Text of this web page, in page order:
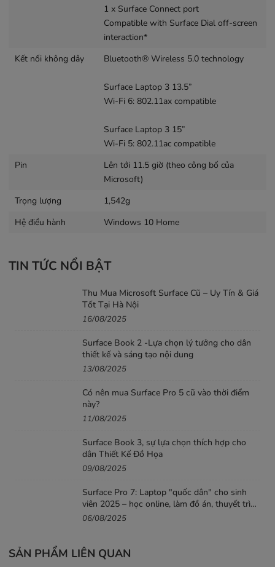
1 x Surface Connect port
Compatible with Surface Dial off-screen
interaction*
Kết nối không dây
Bluetooth® Wireless 5.0 technology
Surface Laptop 3 13.5”
Wi-Fi 6: 802.11ax compatible
Surface Laptop 3 15”
Wi-Fi 5: 802.11ac compatible
Pin
Lên tới 11.5 giờ (theo công bố của
Microsoft)
Trọng lượng
1,542g
Hệ điều hành
Windows 10 Home
TIN TỨC NỔI BẬT
Thu Mua Microsoft Surface Cũ – Uy Tín & Giá
Tốt Tại Hà Nội
16/08/2025
Surface Book 2 -Lựa chọn lý tưởng cho dân
thiết kế và sáng tạo nội dung
13/08/2025
Có nên mua Surface Pro 5 cũ vào thời điểm
này?
11/08/2025
Surface Book 3, sự lựa chọn thích hợp cho
dân Thiết Kế Đồ Họa
09/08/2025
Surface Pro 7: Laptop "quốc dân" cho sinh
viên 2025 – học online, làm đồ án, thuyết trình
mượt
06/08/2025
SẢN PHẨM LIÊN QUAN